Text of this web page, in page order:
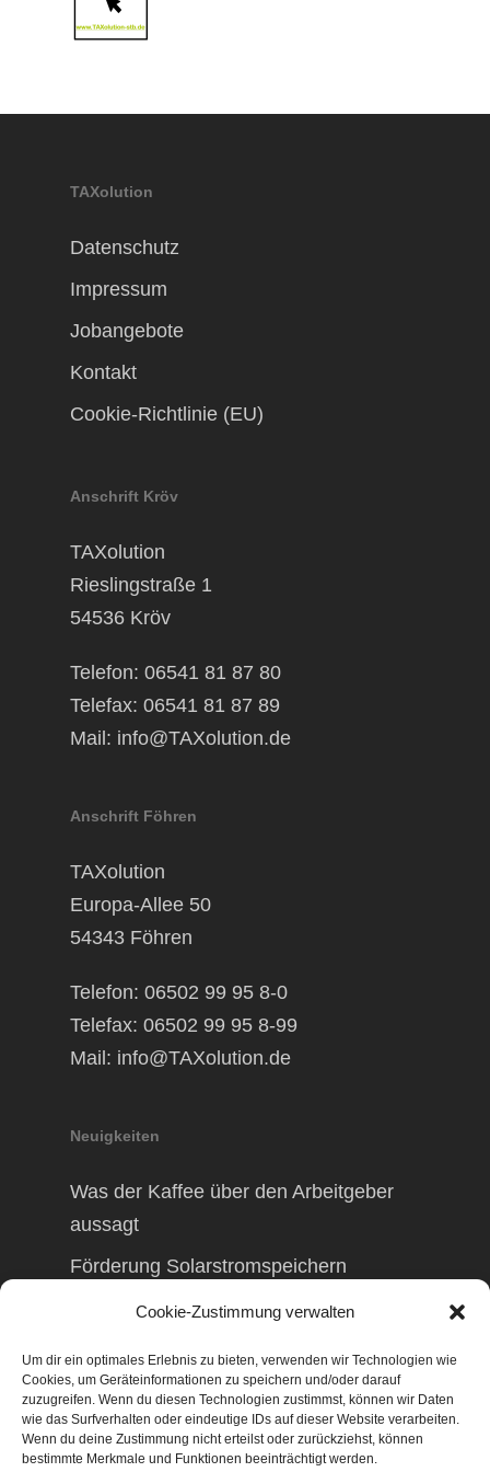
Cookie-Zustimmung verwalten
Um dir ein optimales Erlebnis zu bieten, verwenden wir Technologien wie
Cookies, um Geräteinformationen zu speichern und/oder darauf
zuzugreifen. Wenn du diesen Technologien zustimmst, können wir Daten
wie das Surfverhalten oder eindeutige IDs auf dieser Website verarbeiten.
Wenn du deine Zustimmung nicht erteilst oder zurückziehst, können
bestimmte Merkmale und Funktionen beeinträchtigt werden.
TAXolution
Datenschutz
Impressum
Jobangebote
Kontakt
Cookie-Richtlinie (EU)
Anschrift Kröv
TAXolution
Rieslingstraße 1
54536 Kröv
Telefon: 06541 81 87 80
Telefax: 06541 81 87 89
Mail: info@TAXolution.de
Anschrift Föhren
TAXolution
Europa-Allee 50
54343 Föhren
Telefon: 06502 99 95 8-0
Telefax: 06502 99 95 8-99
Mail: info@TAXolution.de
Neuigkeiten
Was der Kaffee über den Arbeitgeber
aussagt
Förderung Solarstromspeichern
Förderung Balkonkraftwerk
© 2026 TAXolution – Beratung,
Lohnabrechnungen, Erfassung lfd.